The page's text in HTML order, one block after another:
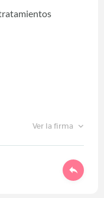
Ver la firma